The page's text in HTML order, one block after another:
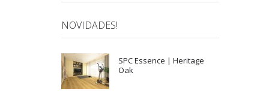
NOVIDADES!
SPC Essence | Heritage
Oak